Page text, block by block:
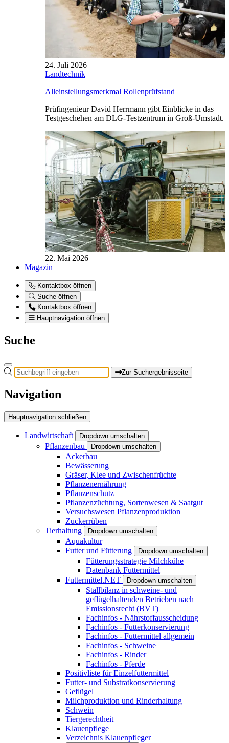
24. Juli 2026
Landtechnik
Alleinstellungsmerkmal Rollenprüfstand
Prüfingenieur David Herrmann gibt Einblicke in das
Testgeschehen am DLG-Testzentrum in Groß-Umstadt.
22. Mai 2026
Magazin
Kontaktbox öffnen
Suche öffnen
Kontaktbox öffnen
Hauptnavigation öffnen
Suche
Zur Suchergebnisseite
Navigation
Hauptnavigation schließen
Landwirtschaft Dropdown umschalten
Pflanzenbau Dropdown umschalten
Ackerbau
Bewässerung
Gräser, Klee und Zwischenfrüchte
Pflanzenernährung
Pflanzenschutz
Pflanzenzüchtung, Sortenwesen & Saatgut
Versuchswesen Pflanzenproduktion
Zuckerrüben
Tierhaltung
Dropdown umschalten
Aquakultur
Futter und Fütterung
Dropdown umschalten
Fütterungsstrategie Milchkühe
Datenbank Futtermittel
Futtermittel.NET
Dropdown umschalten
Stallbilanz in schweine- und
geflügelhaltenden Betrieben nach
Emissionsrecht (BVT)
Fachinfos - Nährstoffausscheidung
Fachinfos - Futterkonservierung
Fachinfos - Futtermittel allgemein
Fachinfos - Schweine
Fachinfos - Rinder
Fachinfos - Pferde
Positivliste für Einzelfuttermittel
Futter- und Substratkonservierung
Geflügel
Milchproduktion und Rinderhaltung
Schwein
Tiergerechtheit
Klauenpflege
Verzeichnis Klauenpfleger